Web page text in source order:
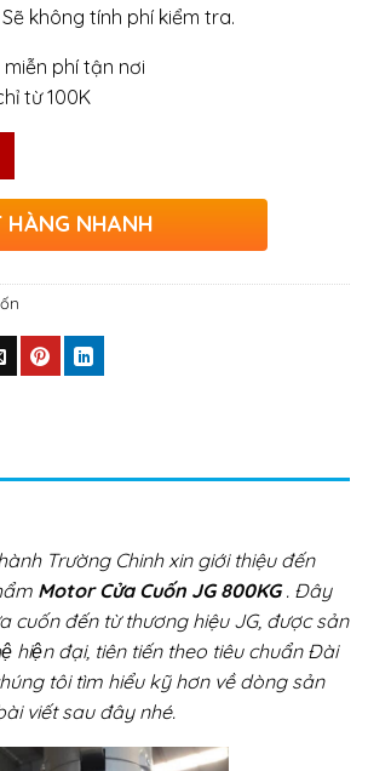
không tính phí kiểm tra.
phí tận nơi
từ 100K
NHANH
Trường Chinh xin giới thiệu đến
Motor Cửa Cuốn JG 800KG. Đây
cuốn đến từ thương hiệu JG, được sản
hiện đại, tiên tiến theo tiêu chuẩn Đài
tôi tìm hiểu kỹ hơn về dòng sản
viết sau đây nhé.